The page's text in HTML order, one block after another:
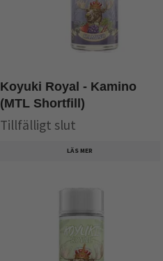
Koyuki Royal - Kamino
(MTL Shortfill)
Tillfälligt slut
LÄS MER